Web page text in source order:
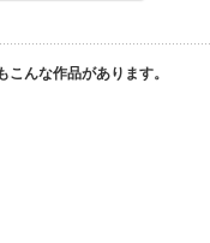
んな作品があります。